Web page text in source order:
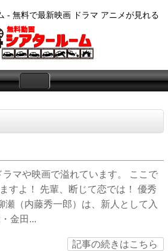
- 無料で最新映画 ドラマ アニメが見れる
マや映画で溢れています。 ここで
すよ！ 先輩、断じて恋では！ 優秀
瀬（内藤秀一郎）は、新人として入
金田...
記事の続きはこちら